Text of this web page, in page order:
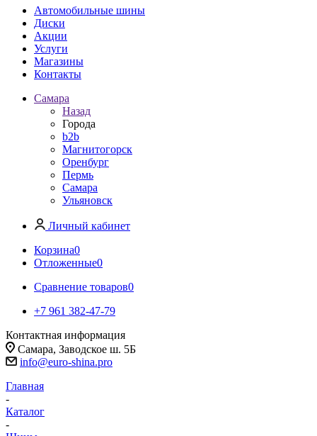
Автомобильные шины
Диски
Акции
Услуги
Магазины
Контакты
Самара
Назад
Города
b2b
Магнитогорск
Оренбург
Пермь
Самара
Ульяновск
Личный кабинет
Корзина0
Отложенные0
Сравнение товаров0
+7 961 382-47-79
Контактная информация
Самара, Заводское ш. 5Б
info@euro-shina.pro
Главная
-
Каталог
-